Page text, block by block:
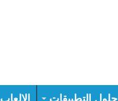
حلول التطبيقات الالعاب